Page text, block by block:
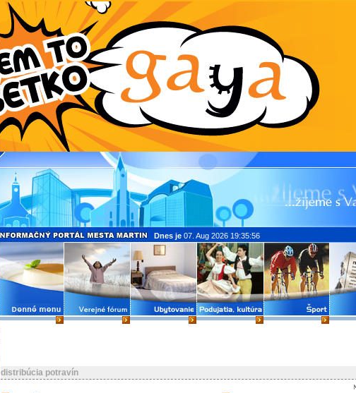
Dnes je 07. Aug 2026 19:35:56
distribúcia potravín